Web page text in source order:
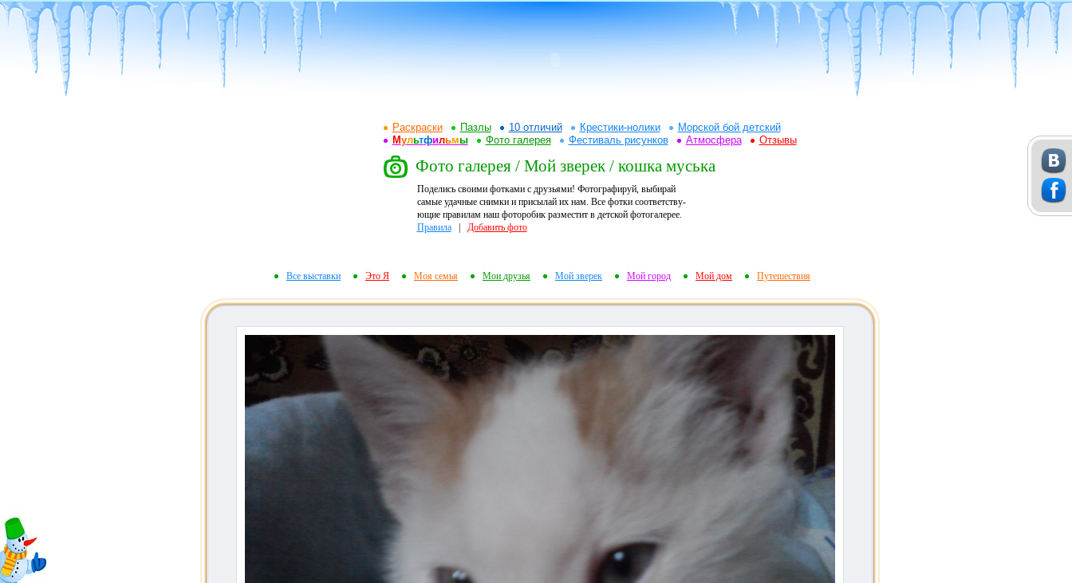
Раскраски Пазлы 10 отличий Крестики-нолики
Морской бой детский
Мультфильмы Фото галерея Фестиваль рисунков Атмосфера Отзывы
Фото галерея / Мой зверек / кошка муська
Поделись своими фотками с друзьями! Фотографируй, выбирай
самые удачные снимки и присылай их нам. Все фотки соответству-
ющие правилам наш фоторобик разместит в детской фотогалерее.
Правила| Добавить фото
Все выставки Это Я Моя семья Мои друзья Мой зверек Мой город Мой дом Путешествия